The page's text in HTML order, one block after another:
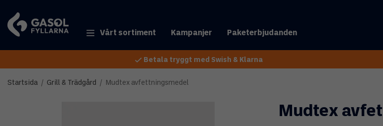
Vårt sortiment Kampanjer Paketerbjudanden
Betala tryggt med Swish & Klarna
Startsida / Grill & Trädgård / Mudtex avfettningsmedel
Mudtex